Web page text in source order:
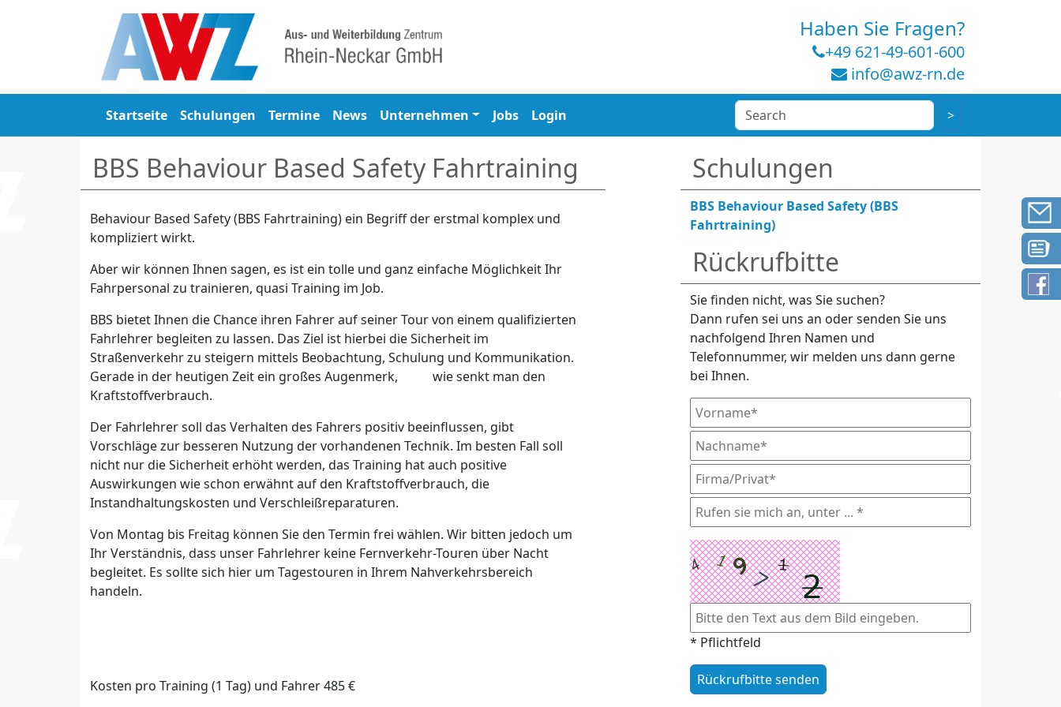
Haben Sie Fragen?
+49 621-49-601-600
info@awz-rn.de
Startseite Schulungen Termine News Unternehmen Jobs Login
BBS Behaviour Based Safety Fahrtraining
Behaviour Based Safety (BBS Fahrtraining) ein Begriff der erstmal komplex und
kompliziert wirkt.
Aber wir können Ihnen sagen, es ist ein tolle und ganz einfache Möglichkeit Ihr
Fahrpersonal zu trainieren, quasi Training im Job.
BBS bietet Ihnen die Chance ihren Fahrer auf seiner Tour von einem qualifizierten
Fahrlehrer begleiten zu lassen. Das Ziel ist hierbei die Sicherheit im
Straßenverkehr zu steigern mittels Beobachtung, Schulung und Kommunikation.
Gerade in der heutigen Zeit ein großes Augenmerk, wie senkt man den
Kraftstoffverbrauch.
Der Fahrlehrer soll das Verhalten des Fahrers positiv beeinflussen, gibt
Vorschläge zur besseren Nutzung der vorhandenen Technik. Im besten Fall soll
nicht nur die Sicherheit erhöht werden, das Training hat auch positive
Auswirkungen wie schon erwähnt auf den Kraftstoffverbrauch, die
Instandhaltungskosten und Verschleißreparaturen.
Von Montag bis Freitag können Sie den Termin frei wählen. Wir bitten jedoch um
Ihr Verständnis, dass unser Fahrlehrer keine Fernverkehr-Touren über Nacht
begleitet. Es sollte sich hier um Tagestouren in Ihrem Nahverkehrsbereich
handeln.
Kosten pro Training (1 Tag) und Fahrer 485 €
Schulungen
BBS Behaviour Based Safety (BBS
Fahrtraining)
Rückrufbitte
Sie finden nicht, was Sie suchen?
Dann rufen sei uns an oder senden Sie uns
nachfolgend Ihren Namen und
Telefonnummer, wir melden uns dann gerne
bei Ihnen.
* Pflichtfeld